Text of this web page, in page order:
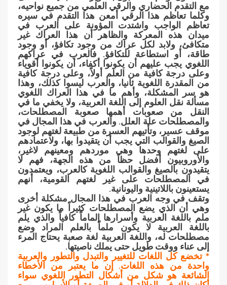
مع التقدم الحضاري والرقي العلمي من جميع نواحيه،
وكلما تعاظم هذا الرقي أمعن هذا التقدم في سيره
تعاظم الواجب واشتدت المؤونة على العرب في
ميدان هذه المعركة والظاهر أن هذا العراك غير
متكافئ، ولابد لكل عراك من وجود تكافؤ، أو وجود
طاقة، أو استطاعة للتكافؤ. فالعرب في عراكهم
اللغوي يجب عليهم أن يكونوا أكفاء، أن يكونوا أقوياء
وعلى درجة كافية من العلم أولاً، وعلى درجة كافية
من المقدرة اللغوية ثانيا، والعرب ليسوا كذلك، وهذا
هو سر المشكلة، وأهم ما في هذا العراك اللغوي
مسألة نقل العلوم إلى اللغة العربية، ولا يخفي ما في
النقل من صعوبات أهمها صعوبة المصطلحات،
والمصطلحات علة العلل. والعرب في هذا المجال في
موقف عسير، وتأتيهم العسرة من طبيعة لغتهم لوجود
الصيغ والقوالب التي يجب أن يتقيدوا بها، ولاعتمادهم
على لغتهم وحدها وهي موردهم ومعينهم لاغير،
والأوروبيون أفضل حظاً من هذه الجهة، فهم لا
يتقيدون بالصيغ والقوالب اللغوية كالعرب، ويعتمدون
في المصطلحات على غير لغتهم القومية، أنهم
يستعينون باللاتينية واليونانية.
وتقف في وجه العرب في هذا المجال مشكلة أخرى
وهي أن الذي يضع المصطلحات كثيراً ما يكون غير
ملم باللغة العربية وأسرارها إلماماً كافياً والذي يلم
باللغة العربية لا يكون ملماً بالعلم المراد وضع
مصطلحات له، واللغة العربية لغة صعبة يحتاج المرء
إلى عناء ووقت طويل حتى يملك ناصيتها.
* تخضع كل اللغات للتغيير والتبدل والتطور والعربية
واحدة من هذه اللغات. إن ما يعتبر من الأخطاء
الشائعة هو شكل من أشكال التطور اللغوي سواء